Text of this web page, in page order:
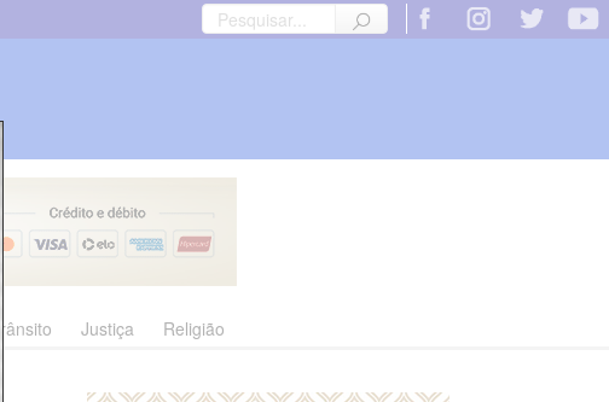
Trânsito Justiça Religião